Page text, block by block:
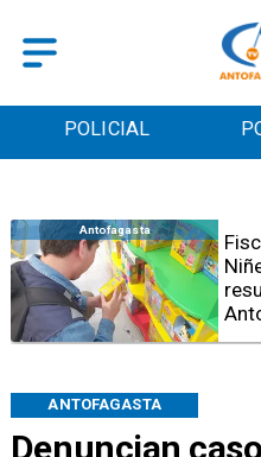
POLICIAL
Denuncian
ANTOFAGASTA
Antofagasta